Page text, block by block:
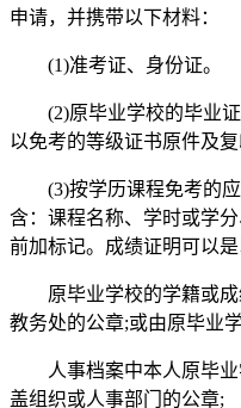
申请，并携带以下材料：
(1)准考证、身份证。
(2)原毕业学校的毕业证
以免考的等级证书原件及复
(3)按学历课程免考的应
含：课程名称、学时或学
前加标记。成绩证明可以是
原毕业学校的学籍或成
教务处的公章;或由原毕业
人事档案中本人原毕业
盖组织或人事部门的公章;